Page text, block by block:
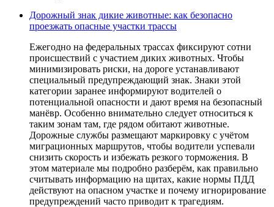
Дорожный знак дикие животные: как безопасно
проезжать опасные участки трассы
Ежегодно на федеральных трассах фиксируют сотни
происшествий с участием диких животных. Чтобы
минимизировать риски, на дороге устанавливают
специальный предупреждающий знак. Знаки этой
категории заранее информируют водителей о
потенциальной опасности и дают время на безопасный
манёвр. Особенно внимательно следует относиться к
таким зонам там, где рядом обитают животные.
Дорожные службы размещают маркировку с учётом
миграционных маршрутов, чтобы водители успевали
снизить скорость и избежать резкого торможения. В
этом материале мы подробно разберём, как правильно
считывать информацию на щитах, какие нормы ПДД
действуют на опасном участке и почему игнорирование
предупреждений часто приводит к трагедиям.